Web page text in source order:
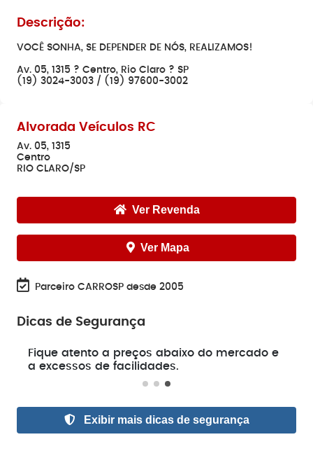
Descrição:
VOCÊ SONHA, SE DEPENDER DE NÓS, REALIZAMOS!
Av. 05, 1315 ? Centro, Rio Claro ? SP
(19) 3024-3003 / (19) 97600-3002
Alvorada Veículos RC
Av. 05, 1315
Centro
RIO CLARO/SP
Ver Revenda
Ver Mapa
Parceiro CARROSP desde 2005
Dicas de Segurança
Fique atento a preços abaixo do mercado e
a excessos de facilidades.
Exibir mais dicas de segurança